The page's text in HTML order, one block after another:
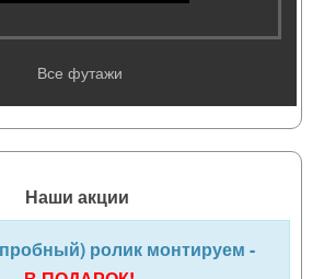
Все футажи
Наши акции
ролик монтируем -